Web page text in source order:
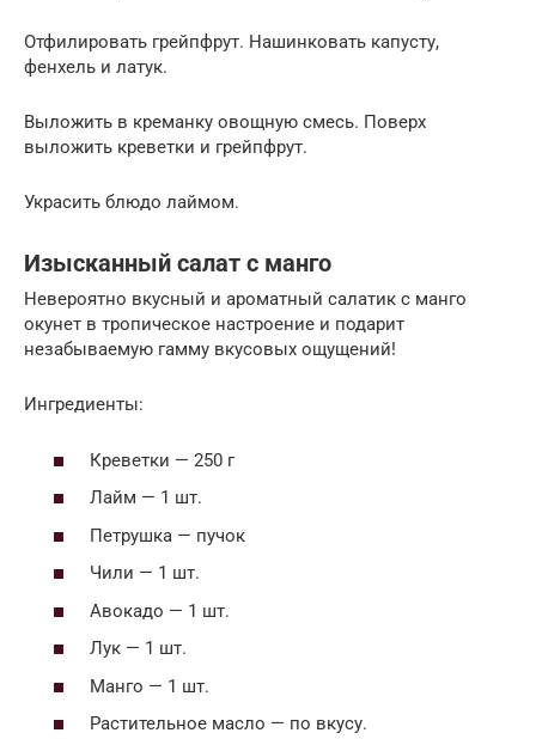
Отфилировать грейпфрут. Нашинковать капусту,
фенхель и латук.
Выложить в креманку овощную смесь. Поверх
выложить креветки и грейпфрут.
Украсить блюдо лаймом.
Изысканный салат с манго
Невероятно вкусный и ароматный салатик с манго
окунет в тропическое настроение и подарит
незабываемую гамму вкусовых ощущений!
Ингредиенты:
Креветки — 250 г
Лайм — 1 шт.
Петрушка — пучок
Чили — 1 шт.
Авокадо — 1 шт.
Лук — 1 шт.
Манго — 1 шт.
Растительное масло — по вкусу.